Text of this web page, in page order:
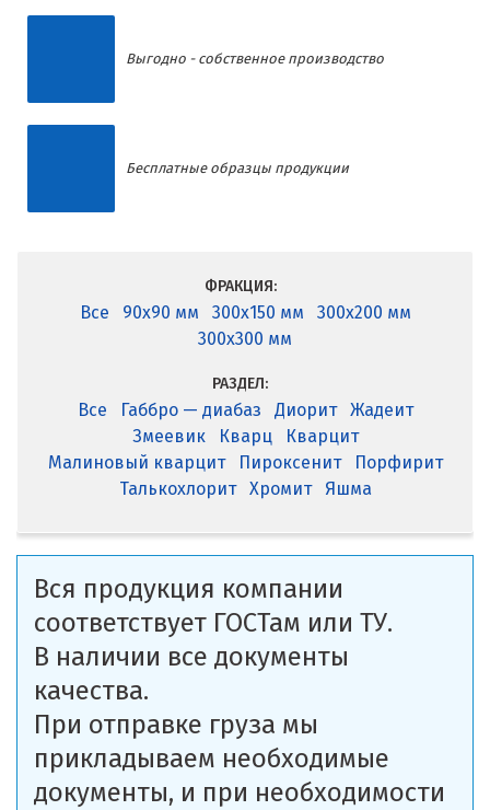
Выгодно - собственное производство
Бесплатные образцы продукции
ФРАКЦИЯ:
Все 90x90 мм 300x150 мм
300x200 мм
300x300 мм
РАЗДЕЛ:
Все Габбро — диабаз Диорит
Жадеит
Змеевик
Кварц
Кварцит
Малиновый кварцит
Пироксенит
Порфирит
Талькохлорит
Хромит Яшма
Вся продукция компании
соответствует ГОСТам или ТУ.
В наличии все документы
качества.
При отправке груза мы
прикладываем необходимые
документы, и при необходимости